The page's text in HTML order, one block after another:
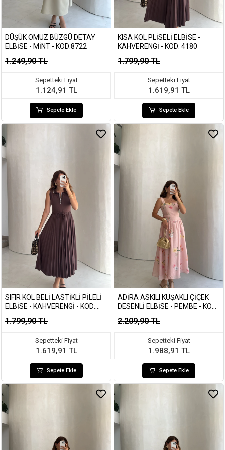
DÜŞÜK OMUZ BÜZGÜ DETAY
ELBISE - MINT - KOD:8722
1.249,90 TL
Sepetteki Fiyat
1.124,91 TL
Sepete Ekle
KISA KOL PLISELI ELBISE -
KAHVERENGI - KOD: 4180
1.799,90 TL
Sepetteki Fiyat
1.619,91 TL
Sepete Ekle
SIFIR KOL BELI LASTIKLI PILELI
ELBISE - KAHVERENGI - KOD:
1.799,90 TL
Sepetteki Fiyat
1.619,91 TL
Sepete Ekle
ADIRA ASKILI KUŞAKLI ÇIÇEK
DESENLI ELBISE - PEMBE - KOD:
2.209,90 TL
Sepetteki Fiyat
1.988,91 TL
Sepete Ekle